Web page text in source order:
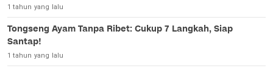
1 tahun yang lalu
Tongseng Ayam Tanpa Ribet: Cukup 7 Langkah, Siap
Santap!
1 tahun yang lalu